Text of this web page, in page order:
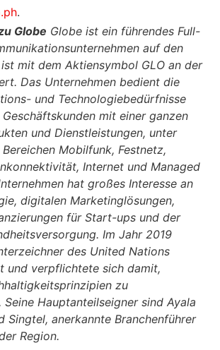
.
Globe Globe ist ein führendes Full-
auf den
mit dem Aktiensymbol GLO an der
Das Unternehmen bedient die
und Technologiebedürfnisse
mit einer ganzen
und Dienstleistungen, unter
Mobilfunk, Festnetz,
Internet und Managed
hat großes Interesse an
digitalen Marketinglösungen,
für Start-ups und der
Im Jahr 2019
des United Nations
und verpflichtete sich damit,
zu
Seine Hauptanteilseigner sind Ayala
Singtel, anerkannte Branchenführer
Region.